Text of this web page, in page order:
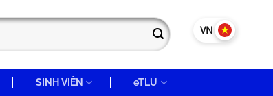
VN EN
SINH VIÊN eTLU